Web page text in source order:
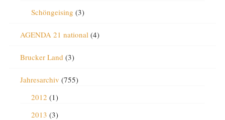
Schöngeising (3)
AGENDA 21 national(4)
Brucker Land (3)
Jahresarchiv (755)
2012 (1)
2013 (3)